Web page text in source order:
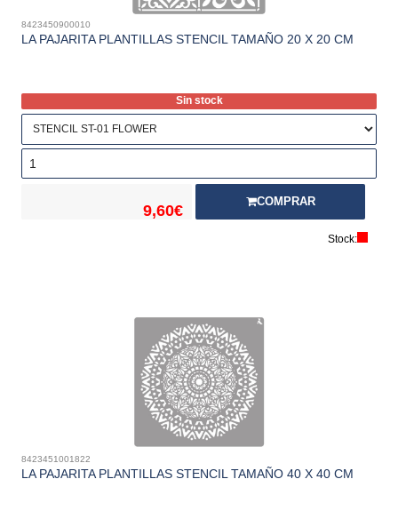
8423450900010
LA PAJARITA PLANTILLAS STENCIL TAMAÑO 20 X 20 CM
Sin stock
9,60€
COMPRAR
Stock:
8423451001822
LA PAJARITA PLANTILLAS STENCIL TAMAÑO 40 X 40 CM